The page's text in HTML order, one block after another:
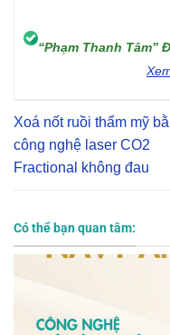
“Phạm Thanh Tâm”
Xoá nốt ruồi thẩm mỹ
công nghệ laser CO2
Fractional không đau
Có thể bạn quan tâm: